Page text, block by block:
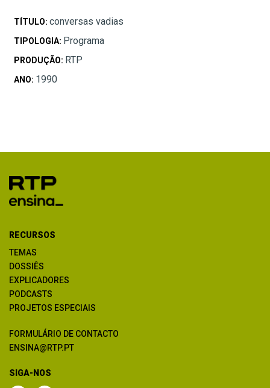
TÍTULO: conversas vadias
TIPOLOGIA: Programa
PRODUÇÃO: RTP
ANO: 1990
RECURSOS
TEMAS
DOSSIÊS
EXPLICADORES
PODCASTS
PROJETOS ESPECIAIS
FORMULÁRIO DE CONTACTO
ENSINA@RTP.PT
SIGA-NOS